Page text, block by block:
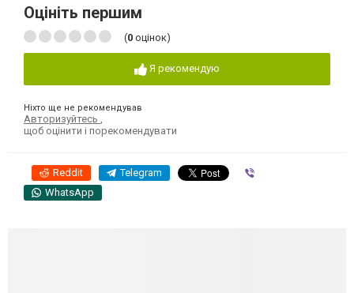
Оцініть першим
(0 оцінок)
Я рекомендую
Ніхто ще не рекомендував
Авторизуйтесь ,
щоб оцінити і порекомендувати
Reddit Telegram
WhatsApp